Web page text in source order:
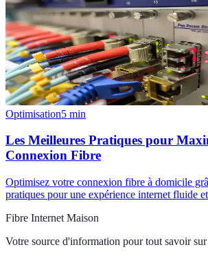
Optimisation5 min
Les Meilleures Pratiques pour
Connexion Fibre
Optimisez votre connexion fibre à domicile
pratiques pour une expérience internet fluide
Fibre Internet Maison
Votre source d'information pour tout savoir sur